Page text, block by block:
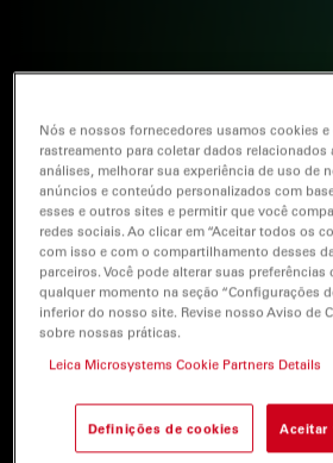
Nós e nossos fornecedores usamos cookies
rastreamento para coletar dados relacionados
análises, melhorar sua experiência de uso de
anúncios e conteúdo personalizados com
esses e outros sites e permitir que você
redes sociais. Ao clicar em “Aceitar todos os
com isso e com o compartilhamento desses
parceiros. Você pode alterar suas
qualquer momento na seção “Configurações
inferior do nosso site. Revise nosso Aviso de
sobre nossas práticas.
Leica Microsystems Cookie Partners Details
Definições de cookies Aceitar